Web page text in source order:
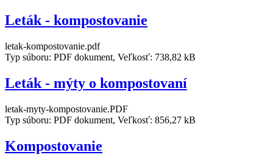
Leták - kompostovanie
letak-kompostovanie.pdf
Typ súboru: PDF dokument, Veľkosť: 738,82 kB
Leták - mýty o kompostovaní
letak-myty-kompostovanie.PDF
Typ súboru: PDF dokument, Veľkosť: 856,27 kB
Kompostovanie